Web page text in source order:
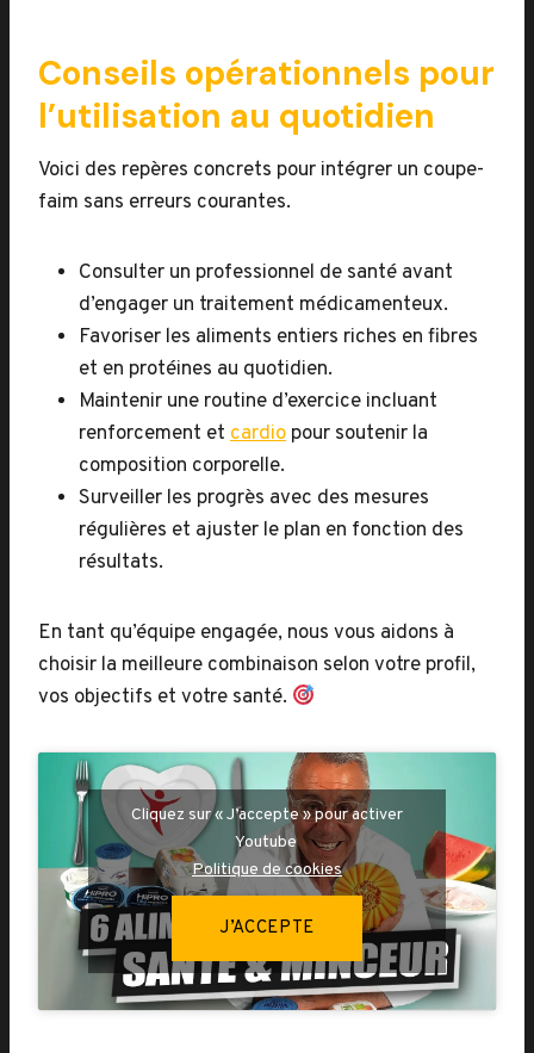
Conseils opérationnels pour
l’utilisation au quotidien
Voici des repères concrets pour intégrer un coupe-
faim sans erreurs courantes.
Consulter un professionnel de santé avant
d’engager un traitement médicamenteux.
Favoriser les aliments entiers riches en fibres
et en protéines au quotidien.
Maintenir une routine d’exercice incluant
renforcement et cardio pour soutenir la
composition corporelle.
Surveiller les progrès avec des mesures
régulières et ajuster le plan en fonction des
résultats.
En tant qu’équipe engagée, nous vous aidons à
choisir la meilleure combinaison selon votre profil,
vos objectifs et votre santé.
Cliquez sur « J’accepte » pour activer
Youtube
Politique de cookies
J’ACCEPTE